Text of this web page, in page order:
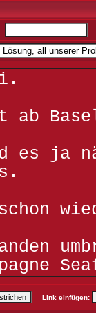
Link einfügen: